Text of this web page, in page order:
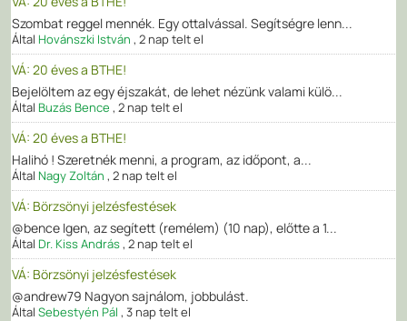
Szombat reggel mennék. Egy ottalvással. Segítségre lenn...
Által Hovánszki István , 2 nap telt el
VÁ: 20 éves a BTHE!
Bejelöltem az egy éjszakát, de lehet nézünk valami külö...
Által Buzás Bence , 2 nap telt el
VÁ: 20 éves a BTHE!
Halihó ! Szeretnék menni, a program, az időpont, a...
Által Nagy Zoltán , 2 nap telt el
VÁ: Börzsönyi jelzésfestések
@bence Igen, az segített (remélem) (10 nap), előtte a 1...
Által Dr. Kiss András, 2 nap telt el
VÁ: Börzsönyi jelzésfestések
@andrew79 Nagyon sajnálom, jobbulást.
Által Sebestyén Pál , 3 nap telt el